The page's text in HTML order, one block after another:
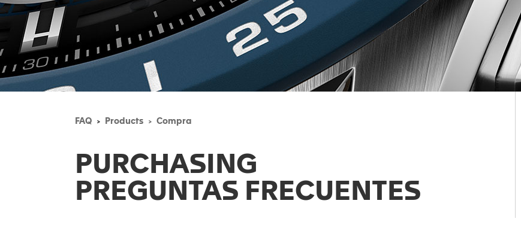
FAQ Products Compra
PURCHASING
PREGUNTAS FRECUENTES